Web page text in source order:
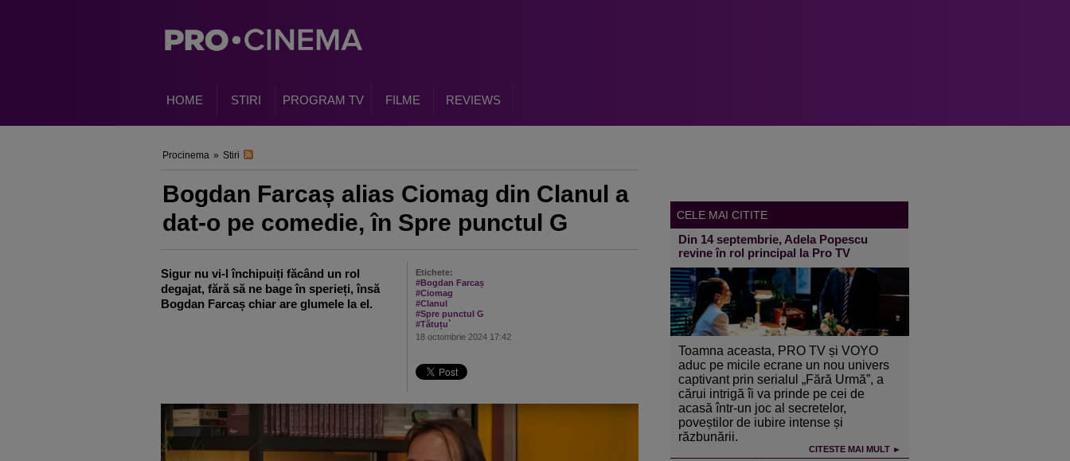
HOME STIRI PROGRAM TV FILME REVIEWS
Procinema » Stiri
Bogdan Farcaș alias Ciomag din Clanul a
dat-o pe comedie, în Spre punctul G
Etichete:
#Bogdan Farcaș
#Ciomag
#Clanul
#Spre punctul G
#Tătuțu`
18 octombrie 2024 17:42
Sigur nu vi-l închipuiți făcând un rol
degajat, fără să ne bage în sperieți, însă
Bogdan Farcaș chiar are glumele la el.
CELE MAI CITITE
Din 14 septembrie, Adela Popescu
revine în rol principal la Pro TV
Toamna aceasta, PRO TV și VOYO
aduc pe micile ecrane un nou univers
captivant prin serialul „Fără Urmă”, a
cărui intrigă îi va prinde pe cei de
acasă într-un joc al secretelor,
poveștilor de iubire intense și
răzbunării.
CITESTE MAI MULT ►